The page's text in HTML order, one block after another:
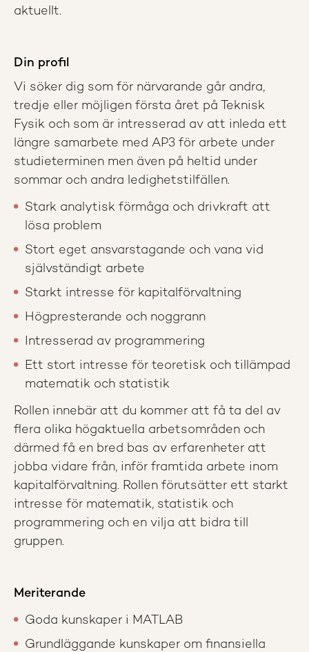
aktuellt.
Din profil
Vi söker dig som för närvarande går andra,
tredje eller möjligen första året på Teknisk
Fysik och som är intresserad av att inleda ett
längre samarbete med AP3 för arbete under
studieterminen men även på heltid under
sommar och andra ledighetstilfällen.
Stark analytisk förmåga och drivkraft att
lösa problem
Stort eget ansvarstagande och vana vid
självständigt arbete
Starkt intresse för kapitalförvaltning
Högpresterande och noggrann
Intresserad av programmering
Ett stort intresse för teoretisk och tillämpad
matematik och statistik
Rollen innebär att du kommer att få ta del av
flera olika högaktuella arbetsområden och
därmed få en bred bas av erfarenheter att
jobba vidare från, inför framtida arbete inom
kapitalförvaltning. Rollen förutsätter ett starkt
intresse för matematik, statistik och
programmering och en vilja att bidra till
gruppen.
Meriterande
Goda kunskaper i MATLAB
Grundläggande kunskaper om finansiella